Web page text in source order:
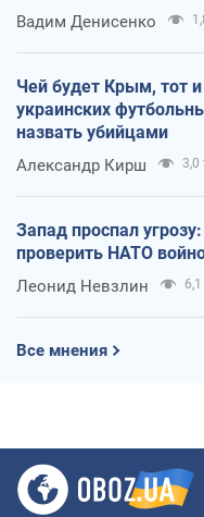
Вадим Денисенко
Чей будет Крым, тот
украинских
назвать убийцами
Александр Кирш 3,0
Запад проспал
проверить НАТО
Леонид Невзлин 6,1
Все мнения